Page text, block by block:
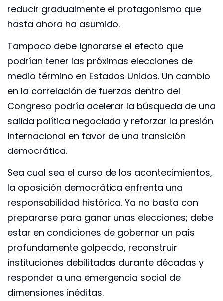
reducir gradualmente el protagonismo que
hasta ahora ha asumido.
Tampoco debe ignorarse el efecto que
podrían tener las próximas elecciones de
medio término en Estados Unidos. Un cambio
en la correlación de fuerzas dentro del
Congreso podría acelerar la búsqueda de una
salida política negociada y reforzar la presión
internacional en favor de una transición
democrática.
Sea cual sea el curso de los acontecimientos,
la oposición democrática enfrenta una
responsabilidad histórica. Ya no basta con
prepararse para ganar unas elecciones; debe
estar en condiciones de gobernar un país
profundamente golpeado, reconstruir
instituciones debilitadas durante décadas y
responder a una emergencia social de
dimensiones inéditas.